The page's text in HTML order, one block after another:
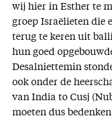
wij hier in Esther te
groep Israëlieten die
terug te keren uit
hun goed
Desalniettemin
ook onder de
van India to Cusj
moeten dus